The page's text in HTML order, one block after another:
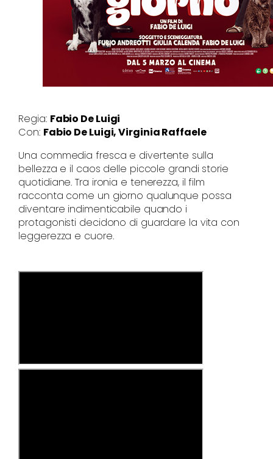
Regia: Fabio De Luigi
Con: Fabio De Luigi, Virginia Raffaele
Una commedia fresca e divertente sulla
bellezza e il caos delle piccole grandi storie
quotidiane. Tra ironia e tenerezza, il film
racconta come un giorno qualunque possa
diventare indimenticabile quando i
protagonisti decidono di guardare la vita con
leggerezza e cuore.